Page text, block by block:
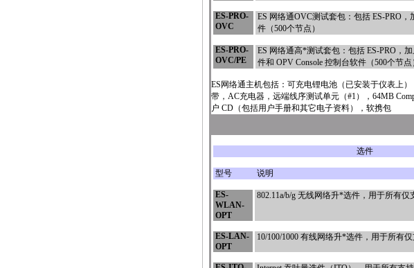
ES-PRO-
OVC
ES 网络通OVC测试套包：包括 ES-PRO，
件（500个节点）
ES-PRO-
OVC/PE
ES 网络通高*测试套包：包括 ES-PRO，
件和 OPV Console 控制台软件（500个节点
ES网络通主机包括：可充电锂电池（已安装于仪表上
带，AC充电器，远端线序测试单元（#1），64MB
户 CD（包括用户手册和其它电子资料），软携包
选件
型号 说明
ES-
WLAN-
OPT
802.11a/b/g 无线网络升*选件，用于所有仅
ES-LAN-
OPT
10/100/1000 有线网络升*选件，用于所有